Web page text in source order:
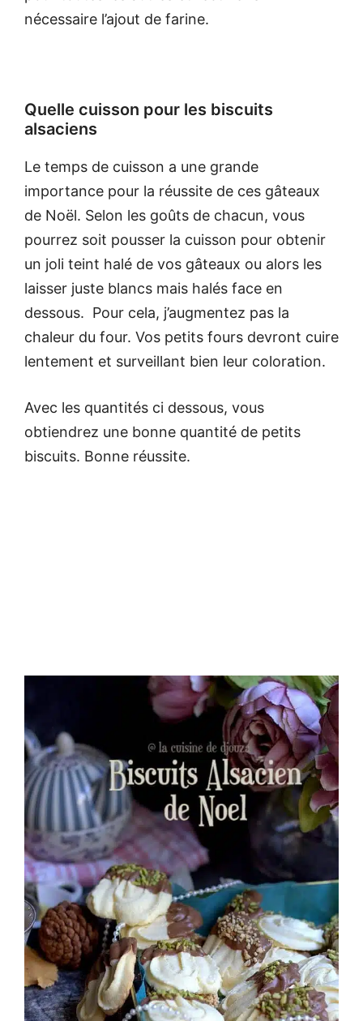
nécessaire l’ajout de farine.
Quelle cuisson pour les biscuits
alsaciens
Le temps de cuisson a une grande
importance pour la réussite de ces gâteaux
de Noël. Selon les goûts de chacun, vous
pourrez soit pousser la cuisson pour obtenir
un joli teint halé de vos gâteaux ou alors les
laisser juste blancs mais halés face en
dessous. Pour cela, j’augmentez pas la
chaleur du four. Vos petits fours devront cuire
lentement et surveillant bien leur coloration.
Avec les quantités ci dessous, vous
obtiendrez une bonne quantité de petits
biscuits. Bonne réussite.